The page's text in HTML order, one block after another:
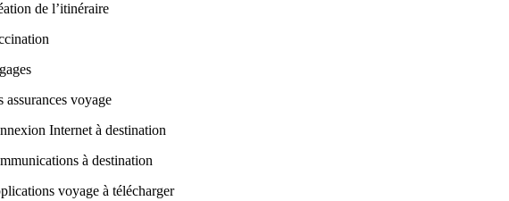
de l’itinéraire
assurances voyage
Internet à destination
à destination
voyage à télécharger